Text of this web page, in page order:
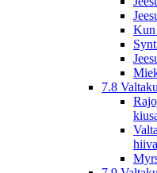
Kun
7.8
hiiva